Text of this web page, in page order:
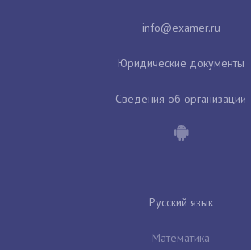
Юридические документы
Сведения об организации
Русский язык
Математика